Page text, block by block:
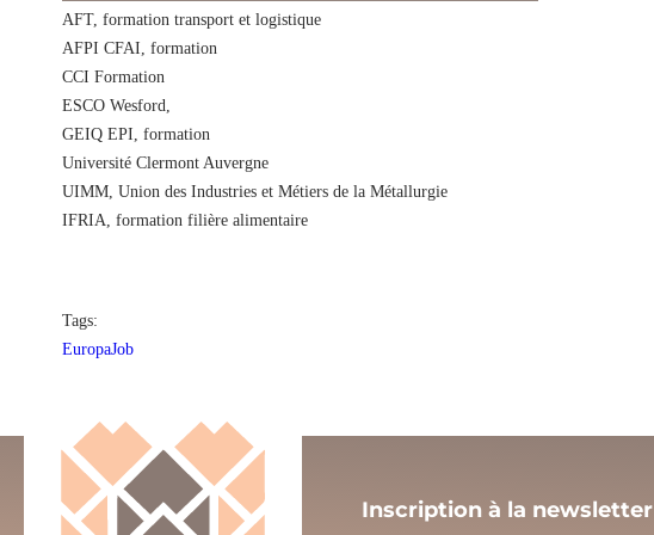
AFT, formation transport et logistique
AFPI CFAI, formation
CCI Formation
ESCO Wesford,
GEIQ EPI, formation
Université Clermont Auvergne
UIMM, Union des Industries et Métiers de la Métallurgie
IFRIA, formation filière alimentaire
Tags:
EuropaJob
Inscription à la newsletter